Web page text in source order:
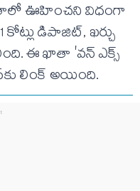
ఊహించని విధంగా
డిపాజిట్, ఖర్చు
ఈ ఖాతా 'వన్ ఎక్స్
లింక్ అయింది.